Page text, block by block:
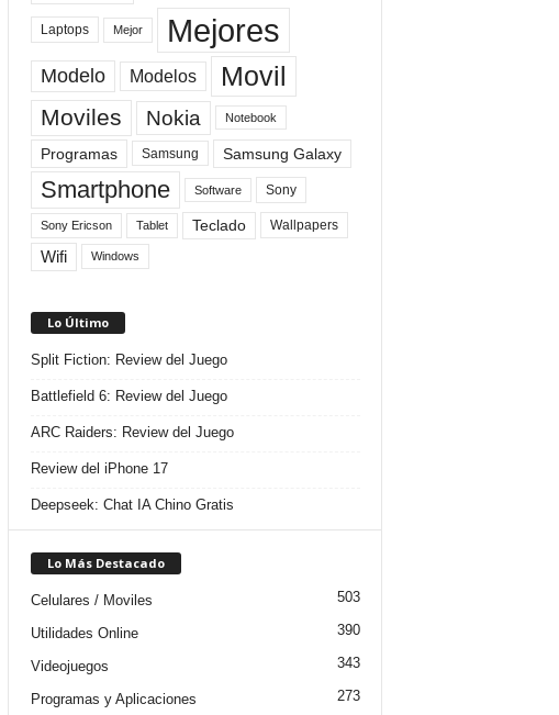
Laptops Mejor Mejores
Modelo Modelos Movil
Moviles Nokia Notebook
Programas Samsung Samsung Galaxy
Smartphone Software Sony
Sony Ericson Tablet Teclado Wallpapers
Wifi Windows
Lo Último
Split Fiction: Review del Juego
Battlefield 6: Review del Juego
ARC Raiders: Review del Juego
Review del iPhone 17
Deepseek: Chat IA Chino Gratis
Lo Más Destacado
Celulares / Moviles 503
Utilidades Online 390
Videojuegos 343
Programas y Aplicaciones 273